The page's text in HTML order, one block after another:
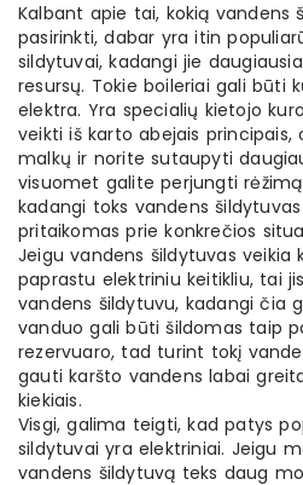
Kalbant apie tai, kokią vandens
pasirinkti, dabar yra itin
sildytuvai, kadangi jie
resursų. Tokie boileriai gali būti
elektra. Yra specialių kietojo
veikti iš karto abejais
malkų ir norite sutaupyti
visuomet galite perjungti
kadangi toks vandens
pritaikomas prie konkrečios
Jeigu vandens šildytuvas veikia
paprastu elektriniu keitikliu, tai
vandens šildytuvu, kadangi čia
vanduo gali būti šildomas taip
rezervuaro, tad turint tokį
gauti karšto vandens labai
kiekiais.
Visgi, galima teigti, kad patys
sildytuvai yra elektriniai. Jeigu
vandens šildytuvą teks daug